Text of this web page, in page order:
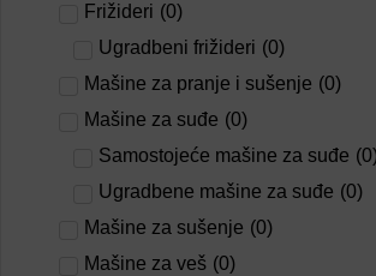
Frižideri (0)
Ugradbeni frižideri (0)
Mašine za pranje i sušenje (0)
Mašine za suđe (0)
Samostojeće mašine za suđe (0
Ugradbene mašine za suđe (0)
Mašine za sušenje (0)
Mašine za veš (0)